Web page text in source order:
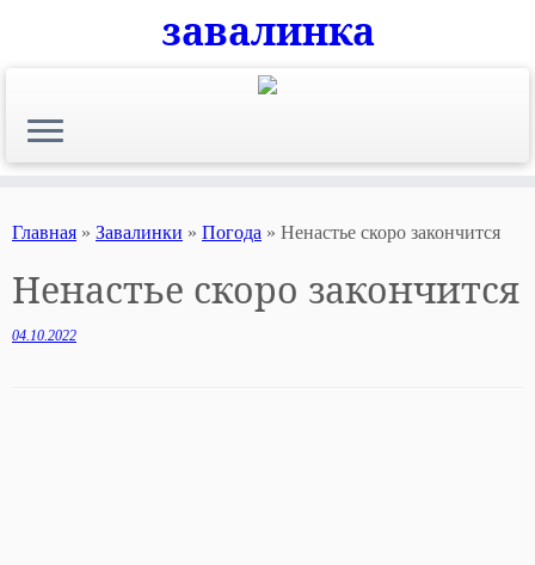
завалинка
Главная » Завалинки » Погода » Ненастье скоро закончится
Ненастье скоро закончится
04.10.2022